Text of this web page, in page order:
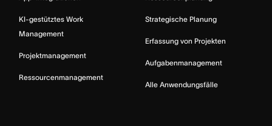
KI-gestütztes Work
Management
Projektmanagement
Ressourcenmanagement
Strategische Planung
Erfassung von Projekten
Aufgabenmanagement
Alle Anwendungsfälle